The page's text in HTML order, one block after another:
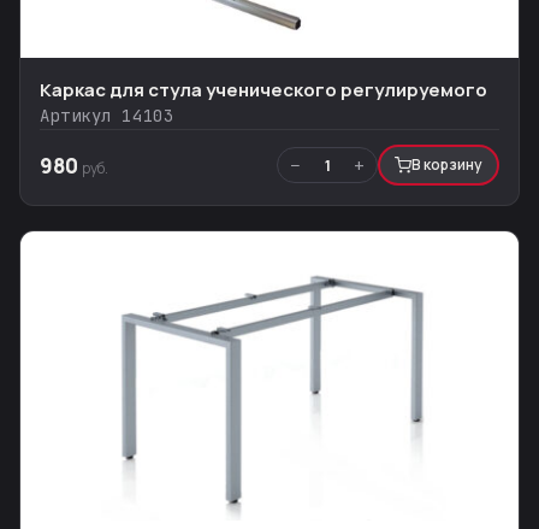
Каркас для стула ученического регулируемого
Артикул 14103
980 руб. − 1 + В корзину